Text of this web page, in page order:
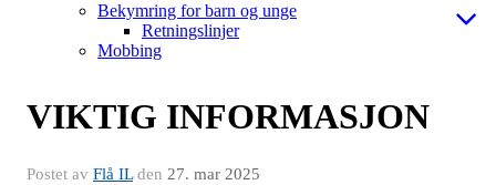
Bekymring for barn og unge
Retningslinjer
Mobbing
VIKTIG INFORMASJON
Postet av Flå ILden 27. mar 2025